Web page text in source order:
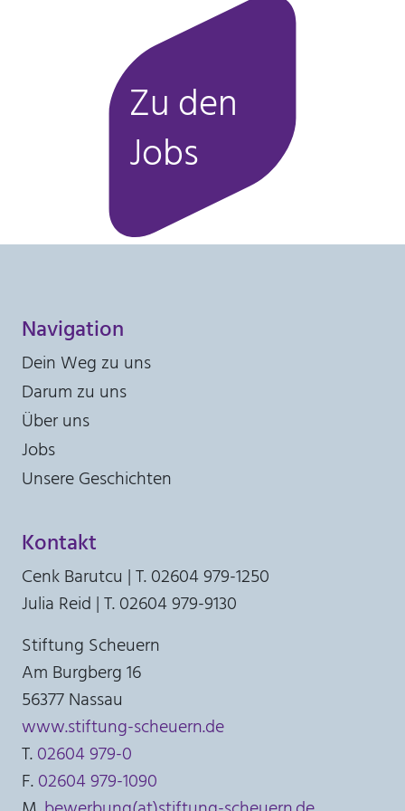
Zu den
Jobs
Navigation
Dein Weg zu uns
Darum zu uns
Über uns
Jobs
Unsere Geschichten
Kontakt
Cenk Barutcu | T. 02604 979-1250
Julia Reid | T. 02604 979-9130
Stiftung Scheuern
Am Burgberg 16
56377 Nassau
www.stiftung-scheuern.de
T. 02604 979-0
F. 02604 979-1090
Diese Informationen helfen uns zu verstehen, wie
unsere Besucher unsere Website nutzen. Hierzu
nutzen wir die Software matomo. Daten werden
nicht an Dritte weitergegeben.
Seitenstatistik
_pk_ref
Seitenstatistik
Zweck:
Cookie Laufzeit:
_pk_ses, _pk_cvar, _pk_hsr
Name:
_pk_ses, _pk_cvar, _pk_hsr
Anbieter:
Stiftung Scheuern
Zweck:
Seitenstatistik